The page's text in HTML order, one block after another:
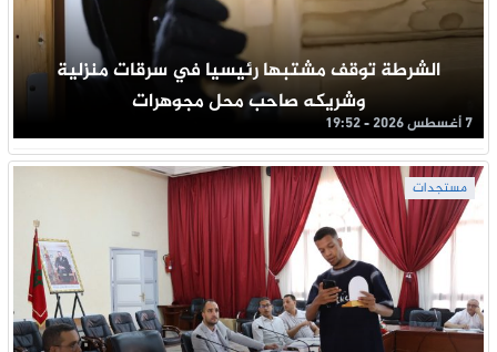
الشرطة توقف مشتبها رئيسيا في سرقات منزلية
وشريكه صاحب محل مجوهرات
7 أغسطس 2026 - 19:52
مستجدات